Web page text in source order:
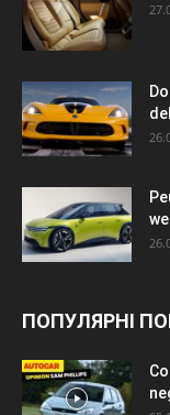
ПОПУЛЯРНІ